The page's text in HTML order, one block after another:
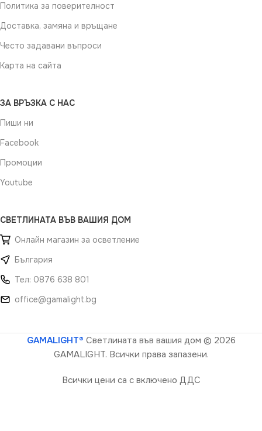
Политика за поверителност
Доставка, замяна и връщане
Често задавани въпроси
Карта на сайта
ЗА ВРЪЗКА С НАС
Пиши ни
Facebook
Промоции
Youtube
СВЕТЛИНАТА ВЪВ ВАШИЯ ДОМ
Онлайн магазин за осветление
България
Тел: 0876 638 801
office@gamalight.bg
GAMALIGHT® Светлината във вашия дом © 2026
GAMALIGHT. Всички права запазени.
Всички цени са с включено ДДС